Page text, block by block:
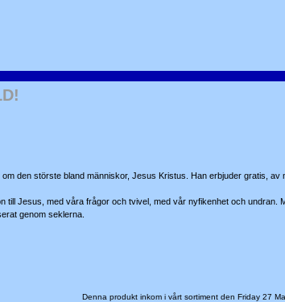
den störste bland människor, Jesus Kristus. Han erbjuder gratis, av
till Jesus, med våra frågor och tvivel, med vår nyfikenhet och undran.
genom seklerna.
Denna produkt inkom i vårt sortiment den Friday 27